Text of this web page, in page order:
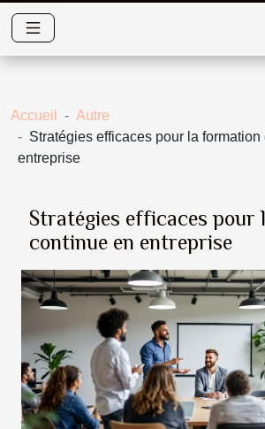
Accueil
Autre
Stratégies efficaces pour la formation
entreprise
Stratégies efficaces pour
continue en entreprise